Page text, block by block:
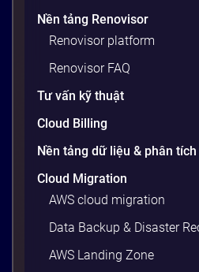
máy cá nhân, nhưng khi đẩy
thì toàn lỗi. Lý do? Sự khác
viện, cấu hình OS, biến môi
tưởng chừng nhỏ nhưng phá […]
20 phút
Nền tảng Renovisor
Renovisor platform
Renovisor FAQ
Tư vấn kỹ thuật
Cloud Billing
Nền tảng dữ liệu & phân tích
Cloud Migration
AWS cloud migration
Data Backup & Disaster
AWS Landing Zone